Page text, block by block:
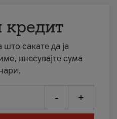
кредит
што сакате да ја
внесувајте сума
- +